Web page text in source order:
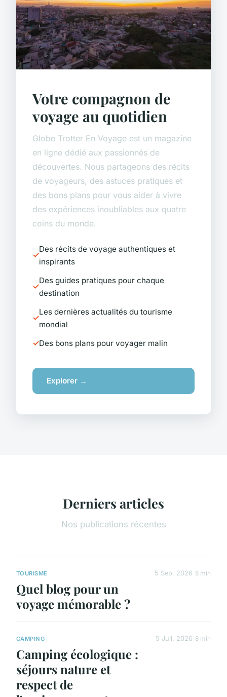
Votre compagnon de
voyage au quotidien
Globe Trotter En Voyage est un magazine
en ligne dédié aux passionnés de
découvertes. Nous partageons des récits
de voyageurs, des astuces pratiques et
des bons plans pour vous aider à vivre
des expériences inoubliables aux quatre
coins du monde.
Des récits de voyage authentiques et
inspirants
Des guides pratiques pour chaque
destination
Les dernières actualités du tourisme
mondial
Des bons plans pour voyager malin
Explorer →
Derniers articles
Nos publications récentes
TOURISME
Quel blog pour un
voyage mémorable ?
5 Sep. 2026 8 min
CAMPING
Camping écologique :
séjours nature et
respect de
5 Juil. 2026 8 min